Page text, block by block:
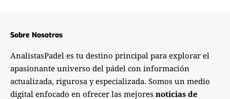
Sobre Nosotros
AnalistasPadel es tu destino principal para explorar el
apasionante universo del pádel con información
actualizada, rigurosa y especializada. Somos un medio
digital enfocado en ofrecer las mejores noticias de